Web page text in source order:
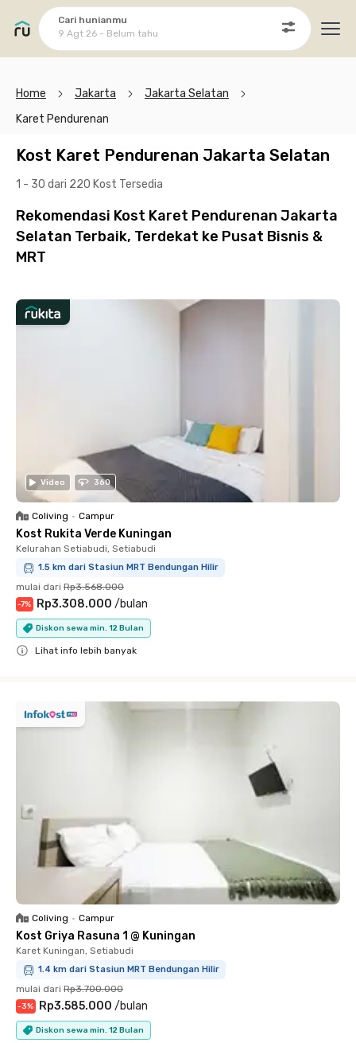
Cari hunianmu
9 Agt 26 - Belum tahu
Home Jakarta
Jakarta Selatan
Karet Pendurenan
Kost Karet Pendurenan Jakarta Selatan
1 - 30 dari 220 Kost Tersedia
Rekomendasi Kost Karet Pendurenan Jakarta
Selatan Terbaik, Terdekat ke Pusat Bisnis &
MRT
Video 360
Coliving • Campur
Kost Rukita Verde Kuningan
Kelurahan Setiabudi, Setiabudi
1.5 km dari Stasiun MRT Bendungan Hilir
mulai dari Rp3.568.000
-7% Rp3.308.000 /bulan
Diskon sewa min. 12 Bulan
Lihat info lebih banyak
Coliving • Campur
Kost Griya Rasuna 1 @ Kuningan
Karet Kuningan, Setiabudi
1.4 km dari Stasiun MRT Bendungan Hilir
mulai dari Rp3.700.000
-3% Rp3.585.000 /bulan
Diskon sewa min. 12 Bulan